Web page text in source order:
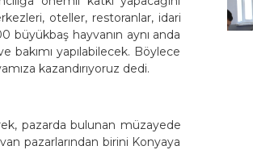
oteller, restoranlar, idari
büyükbaş hayvanın aynı anda
bakımı yapılabilecek. Böylece
kazandırıyoruz dedi.
pazarda bulunan müzayede
pazarlarından birini Konyaya